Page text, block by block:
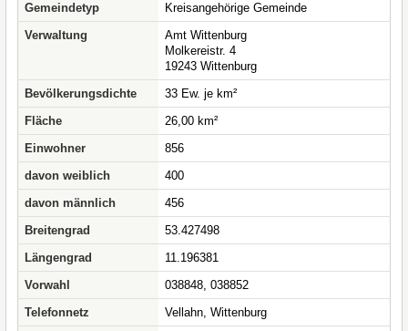
Gemeindetyp
Kreisangehörige Gemeinde
Verwaltung
Amt Wittenburg
Molkereistr. 4
19243 Wittenburg
Bevölkerungsdichte
33 Ew. je km²
Fläche
26,00 km²
Einwohner
856
davon weiblich
400
davon männlich
456
Breitengrad
53.427498
Längengrad
11.196381
Vorwahl
038848, 038852
Telefonnetz
Vellahn, Wittenburg